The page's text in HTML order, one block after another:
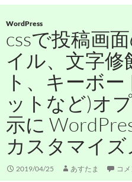
WordPress
cssで投稿画
イル、文字修
ト、キーボ
ットなど)オ
示に
カスタマイズ
2019/04/25 あすたま コ